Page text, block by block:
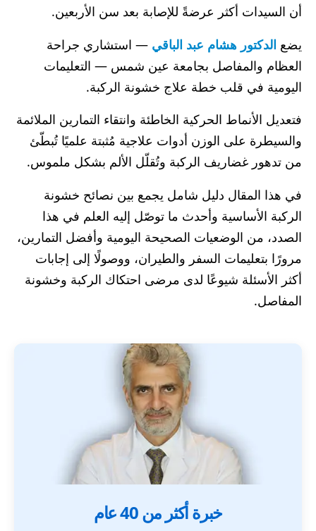
أن السيدات أكثر عرضةً للإصابة بعد سن الأربعين.
يضع الدكتور هشام عبد الباقي — استشاري جراحة
العظام والمفاصل بجامعة عين شمس — التعليمات
اليومية في قلب خطة علاج خشونة الركبة.
فتعديل الأنماط الحركية الخاطئة وانتقاء التمارين الملائمة
والسيطرة على الوزن أدوات علاجية مُثبتة علميًا تُبطّئ
من تدهور غضاريف الركبة وتُقلّل الألم بشكل ملموس.
في هذا المقال دليل شامل يجمع بين نصائح خشونة
الركبة الأساسية وأحدث ما توصّل إليه العلم في هذا
الصدد، من الوضعيات الصحيحة اليومية وأفضل التمارين،
مرورًا بتعليمات السفر والطيران، ووصولًا إلى إجابات
أكثر الأسئلة شيوعًا لدى مرضى احتكاك الركبة وخشونة
المفاصل.
خبرة أكثر من 40 عام